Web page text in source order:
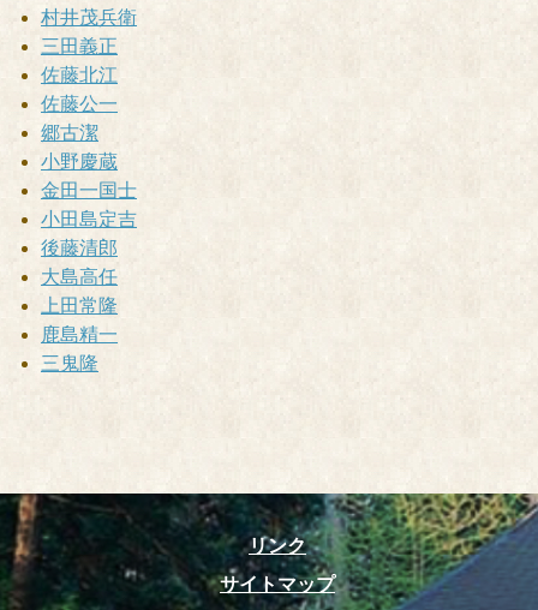
村井茂兵衛
三田義正
佐藤北江
佐藤公一
郷古潔
小野慶蔵
金田一国士
小田島定吉
後藤清郎
大島高任
上田常隆
鹿島精一
三鬼隆
リンク
サイトマップ